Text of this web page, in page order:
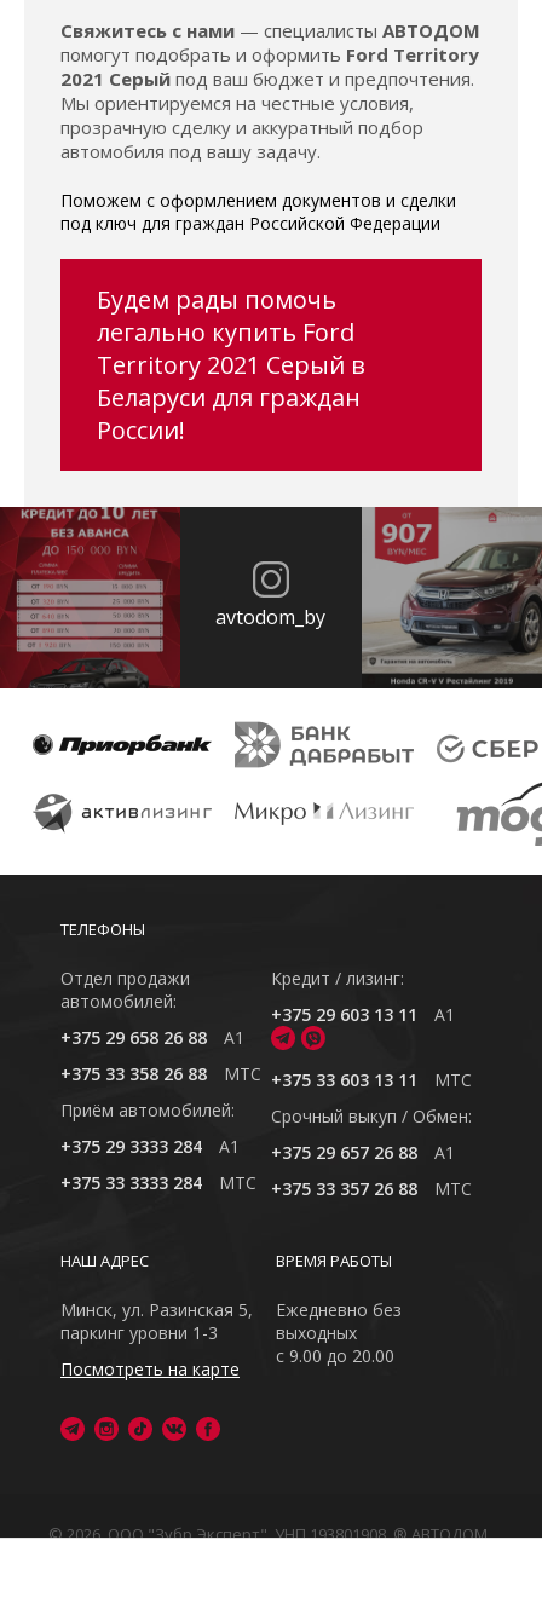
Свяжитесь с нами — специалисты АВТОДОМ
помогут подобрать и оформить Ford Territory
2021 Серый под ваш бюджет и предпочтения.
Мы ориентируемся на честные условия,
прозрачную сделку и аккуратный подбор
автомобиля под вашу задачу.
Поможем с оформлением документов и сделки
под ключ для граждан Российской Федерации
Будем рады помочь
легально купить Ford
Territory 2021 Серый в
Беларуси для граждан
России!
avtodom_by
ТЕЛЕФОНЫ
Отдел продажи
автомобилей:
+375 29 658 26 88
A1
+375 33 358 26 88
MTC
Приём автомобилей:
+375 29 3333 284
A1
+375 33 3333 284
MTC
Кредит / лизинг:
+375 29 603 13 11
A1
+375 33 603 13 11
MTC
Cрочный выкуп / Обмен:
+375 29 657 26 88
A1
+375 33 357 26 88
MTC
ВРЕМЯ РАБОТЫ
Ежедневно без
выходных
с 9.00 до 20.00
НАШ АДРЕС
Минск, ул. Разинская 5,
паркинг уровни 1-3
Посмотреть на карте
© 2026, ООО "Зубр Эксперт", УНП 193801908. ® АВТОДОМ